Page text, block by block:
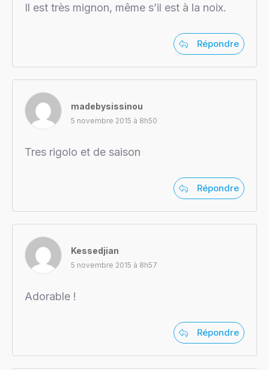
Il est très mignon, même s’il est à la noix.
Répondre
madebysissinou
5 novembre 2015 à 8h50
Tres rigolo et de saison
Répondre
Kessedjian
5 novembre 2015 à 8h57
Adorable !
Répondre